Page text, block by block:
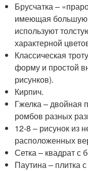
Брусчатка –
имеющая большую
используют
характерной
Классическая
форму и простой
рисунков).
Кирпич.
Гжелка – двойная
ромбов разных
12-8 – рисунок из
расположенных
Сетка – квадрат с
Паутина – плитка